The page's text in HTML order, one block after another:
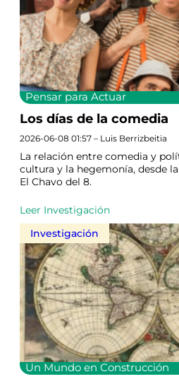
Pensar para Actuar
Los días de la comedia
2026-06-08 01:57 – Luis Berrizbeitia
La relación entre comedia y
cultura y la hegemonía, desde
El Chavo del 8.
Leer Investigación
Investigación
Un Mundo en Construcción